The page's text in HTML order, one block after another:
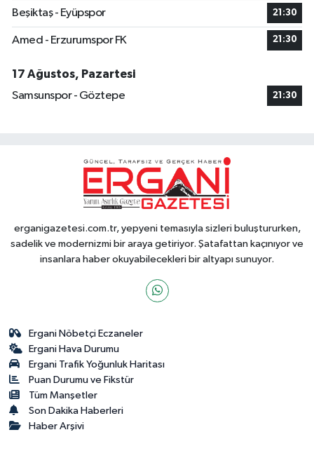
Beşiktaş - Eyüpspor 21:30
Amed - Erzurumspor FK 21:30
17 Ağustos, Pazartesi
Samsunspor - Göztepe
21:30
erganigazetesi.com.tr, yepyeni temasıyla sizleri buluştururken,
sadelik ve modernizmi bir araya getiriyor. Şatafattan kaçınıyor ve
insanlara haber okuyabilecekleri bir altyapı sunuyor.
Ergani Nöbetçi Eczaneler
Ergani Hava Durumu
Ergani Trafik Yoğunluk Haritası
Puan Durumu ve Fikstür
Tüm Manşetler
Son Dakika Haberleri
Haber Arşivi